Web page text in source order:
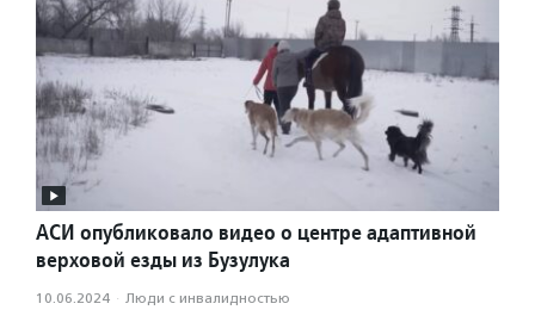
АСИ опубликовало видео о центре адаптивной
верховой езды из Бузулука
10.06.2024 · Люди с инвалидностью